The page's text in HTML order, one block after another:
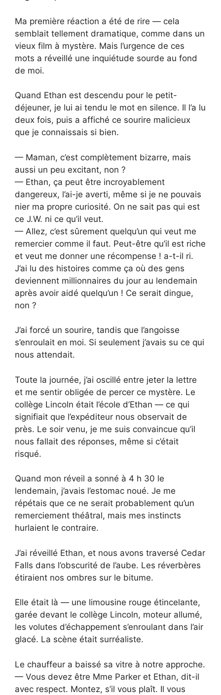
Ma première réaction a été de rire — cela
semblait tellement dramatique, comme dans un
vieux film à mystère. Mais l’urgence de ces
mots a réveillé une inquiétude sourde au fond
de moi.
Quand Ethan est descendu pour le petit-
déjeuner, je lui ai tendu le mot en silence. Il l’a lu
deux fois, puis a affiché ce sourire malicieux
que je connaissais si bien.
— Maman, c’est complètement bizarre, mais
aussi un peu excitant, non ?
— Ethan, ça peut être incroyablement
dangereux, l’ai-je averti, même si je ne pouvais
nier ma propre curiosité. On ne sait pas qui est
ce J.W. ni ce qu’il veut.
— Allez, c’est sûrement quelqu’un qui veut me
remercier comme il faut. Peut-être qu’il est riche
et veut me donner une récompense ! a-t-il ri.
J’ai lu des histoires comme ça où des gens
deviennent millionnaires du jour au lendemain
après avoir aidé quelqu’un ! Ce serait dingue,
non ?
J’ai forcé un sourire, tandis que l’angoisse
s’enroulait en moi. Si seulement j’avais su ce qui
nous attendait.
Toute la journée, j’ai oscillé entre jeter la lettre
et me sentir obligée de percer ce mystère. Le
collège Lincoln était l’école d’Ethan — ce qui
signifiait que l’expéditeur nous observait de
près. Le soir venu, je me suis convaincue qu’il
nous fallait des réponses, même si c’était
risqué.
Quand mon réveil a sonné à 4 h 30 le
lendemain, j’avais l’estomac noué. Je me
répétais que ce ne serait probablement qu’un
remerciement théâtral, mais mes instincts
hurlaient le contraire.
J’ai réveillé Ethan, et nous avons traversé Cedar
Falls dans l’obscurité de l’aube. Les réverbères
étiraient nos ombres sur le bitume.
Elle était là — une limousine rouge étincelante,
garée devant le collège Lincoln, moteur allumé,
les volutes d’échappement s’enroulant dans l’air
glacé. La scène était surréaliste.
Le chauffeur a baissé sa vitre à notre approche.
— Vous devez être Mme Parker et Ethan, dit-il
avec respect. Montez, s’il vous plaît. Il vous